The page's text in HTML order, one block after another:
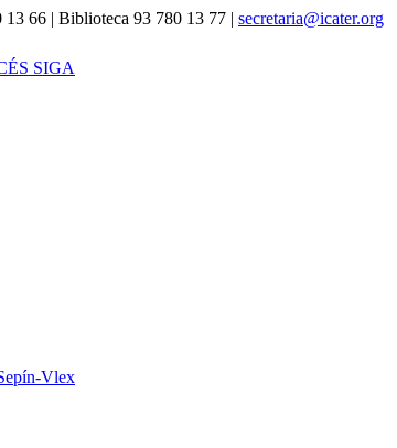
13 66 | Biblioteca 93 780 13 77 | secretaria@icater.org
SIGA
Vlex